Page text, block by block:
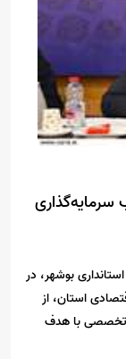
بوشهر، در
استان، از
تخصصی با هدف